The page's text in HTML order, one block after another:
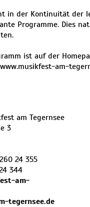
in der Kontinuität der
Programme. Dies
ist auf der
www.musikfest-am-
am Tegernsee
3
24 355
344
am-
tegernsee.de